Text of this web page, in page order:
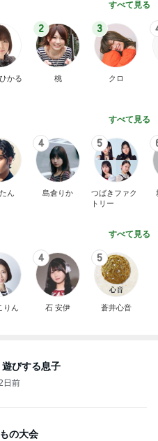
すべて見る
かる
2
桃
3
クロ
すべて見る
ん
4
島倉りか
5
つばきファク
トリー
すべて見る
りん
4
石 安伊
5
蒼井心音
びする息子
日前
の大会